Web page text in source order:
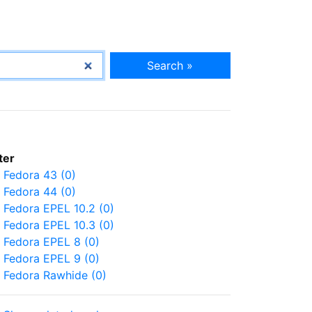
Search »
Fedora 43 (0)
Fedora 44 (0)
Fedora EPEL 10.2 (0)
Fedora EPEL 10.3 (0)
Fedora EPEL 8 (0)
Fedora EPEL 9 (0)
Fedora Rawhide (0)